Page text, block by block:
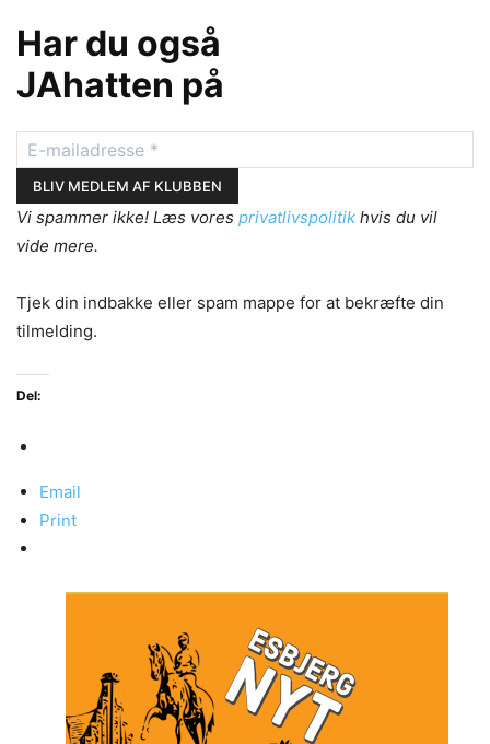
Har du også
JAhatten på
Vi spammer ikke! Læs vores privatlivspolitik hvis du vil
vide mere.
Tjek din indbakke eller spam mappe for at bekræfte din
tilmelding.
Del:
Email
Print